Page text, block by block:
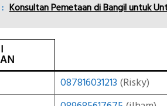
Konsultan Pemetaan di Bangil untuk
087816031213 (Risky)